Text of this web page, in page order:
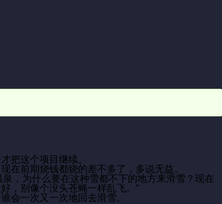
把这个项目继续。
在前期烧钱都烧的差不多了，多说无益。
，为什么要在这种雪都不下的地方来滑雪？现在
，别像个没头苍蝇一样乱飞。”
会一次又一次地回去滑雪。